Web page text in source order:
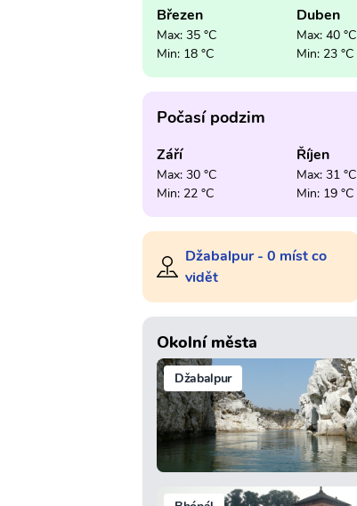
Březen
Max: 35 °C
Min: 18 °C
Duben
Max: 40 °C
Min: 23 °C
Počasí podzim
Září
Max: 30 °C
Min: 22 °C
Říjen
Max: 31 °C
Min: 19 °C
Džabalpur - 0 míst co
vidět
Okolní města
Džabalpur